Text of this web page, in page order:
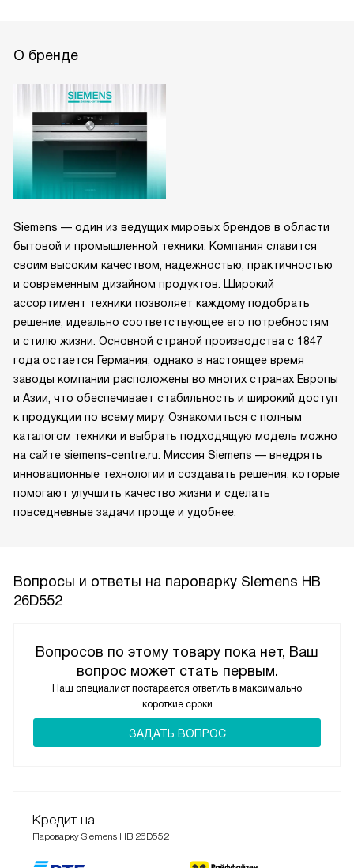
О бренде
Siemens — один из ведущих мировых брендов в области
бытовой и промышленной техники. Компания славится
своим высоким качеством, надежностью, практичностью
и современным дизайном продуктов. Широкий
ассортимент техники позволяет каждому подобрать
решение, идеально соответствующее его потребностям
и стилю жизни. Основной страной производства с 1847
года остается Германия, однако в настоящее время
заводы компании расположены во многих странах Европы
и Азии, что обеспечивает стабильность и широкий доступ
к продукции по всему миру. Ознакомиться с полным
каталогом техники и выбрать подходящую модель можно
на сайте siemens-centre.ru. Миссия Siemens — внедрять
инновационные технологии и создавать решения, которые
помогают улучшить качество жизни и сделать
повседневные задачи проще и удобнее.
Вопросы и ответы на пароварку Siemens HB
26D552
Вопросов по этому товару пока нет, Ваш
вопрос может стать первым.
Наш специалист постарается ответить в максимально
короткие сроки
ЗАДАТЬ ВОПРОС
Кредит на
Пароварку Siemens HB 26D552